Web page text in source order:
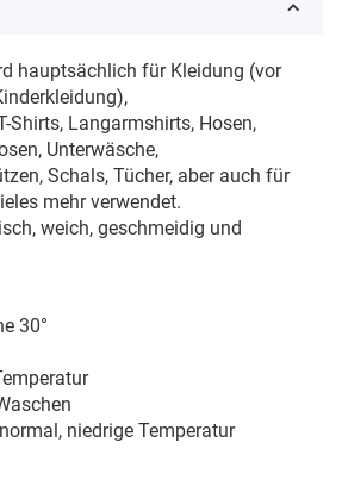
hauptsächlich für Kleidung (vor
Shirts, Langarmshirts, Hosen,
Unterwäsche,
Schals, Tücher, aber auch für
mehr verwendet.
weich, geschmeidig und
30°
niedrige Temperatur